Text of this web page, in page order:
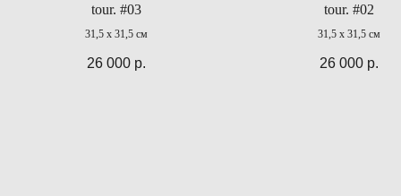
tour. #03
31,5 x 31,5 см
26 000 р.
tour. #02
31,5 x 31,5 см
26 000 р.